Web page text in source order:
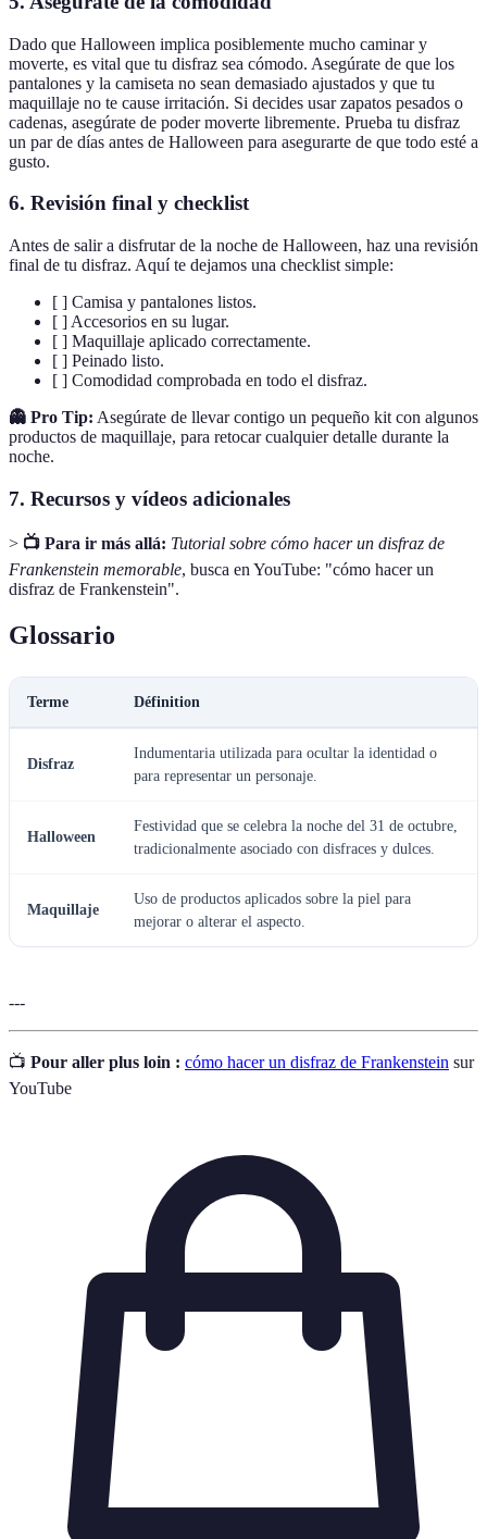
Dado que Halloween implica posiblemente mucho caminar y
moverte, es vital que tu disfraz sea cómodo. Asegúrate de que los
pantalones y la camiseta no sean demasiado ajustados y que tu
maquillaje no te cause irritación. Si decides usar zapatos pesados o
cadenas, asegúrate de poder moverte libremente. Prueba tu disfraz
un par de días antes de Halloween para asegurarte de que todo esté a
gusto.
6. Revisión final y checklist
Antes de salir a disfrutar de la noche de Halloween, haz una revisión
final de tu disfraz. Aquí te dejamos una checklist simple:
[ ] Camisa y pantalones listos.
[ ] Accesorios en su lugar.
[ ] Maquillaje aplicado correctamente.
[ ] Peinado listo.
[ ] Comodidad comprobada en todo el disfraz.
👻 Pro Tip: Asegúrate de llevar contigo un pequeño kit con algunos
productos de maquillaje, para retocar cualquier detalle durante la
noche.
7. Recursos y vídeos adicionales
> 📺 Para ir más allá: Tutorial sobre cómo hacer un disfraz de
Frankenstein memorable, busca en YouTube: "cómo hacer un
disfraz de Frankenstein".
Glossario
Terme Définition
Disfraz
Indumentaria utilizada para ocultar la identidad o
para representar un personaje.
Halloween
Festividad que se celebra la noche del 31 de octubre,
tradicionalmente asociado con disfraces y dulces.
Maquillaje
Uso de productos aplicados sobre la piel para
mejorar o alterar el aspecto.
---
📺 Pour aller plus loin : cómo hacer un disfraz de Frankenstein sur
YouTube